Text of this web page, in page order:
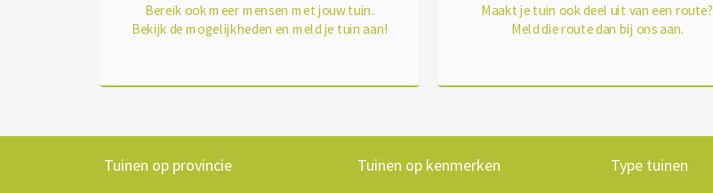
Bereik ook meer mensen met jouw tuin.
Bekijk de mogelijkheden en meld je tuin aan!
Maakt je tuin ook deel uit van een route?
Meld die route dan bij ons aan.
Tuinen op provincie Tuinen op kenmerken Type tuinen